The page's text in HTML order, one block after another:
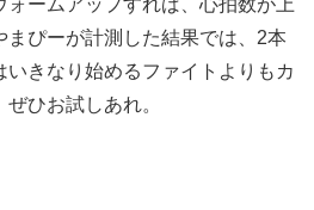
ォームアップすれば、心拍数が上
まぴーが計測した結果では、2本
いきなり始めるファイトよりもカ
ひお試しあれ。